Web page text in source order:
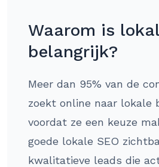
Waarom is
belangrijk?
Meer dan 95% van de
zoekt online naar lokale
voordat ze een keuze
goede lokale SEO
kwalitatieve leads die